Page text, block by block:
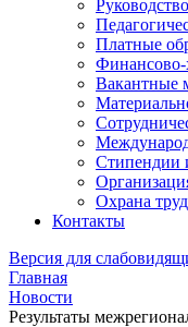
Руководство
Платные
Финансово-
Вакантные
Стипендии
Охрана
Контакты
Версия для
Главная
Новости
Результаты